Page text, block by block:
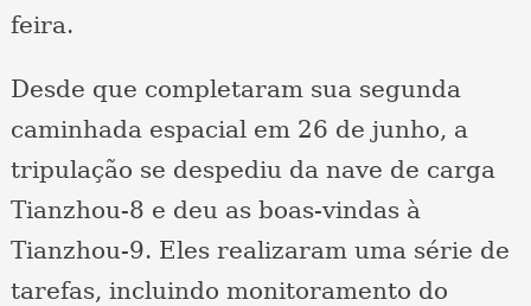
feira.
Desde que completaram sua segunda
caminhada espacial em 26 de junho, a
tripulação se despediu da nave de carga
Tianzhou-8 e deu as boas-vindas à
Tianzhou-9. Eles realizaram uma série de
tarefas, incluindo monitoramento do